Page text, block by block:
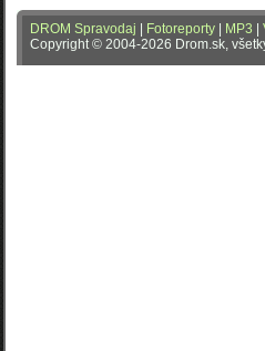
DROM Spravodaj Fotoreporty MP3
Copyright © 2004-2026 Drom.sk,